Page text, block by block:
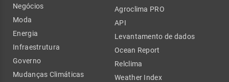
Negócios
Moda
Energia
Infraestrutura
Governo
Mudanças Climáticas
Agroclima PRO
API
Levantamento de dados
Ocean Report
Relclima
Weather Index